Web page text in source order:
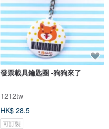
發票載具鑰匙圈 -狗狗來了
1212tw
HK$ 28.5
可訂製